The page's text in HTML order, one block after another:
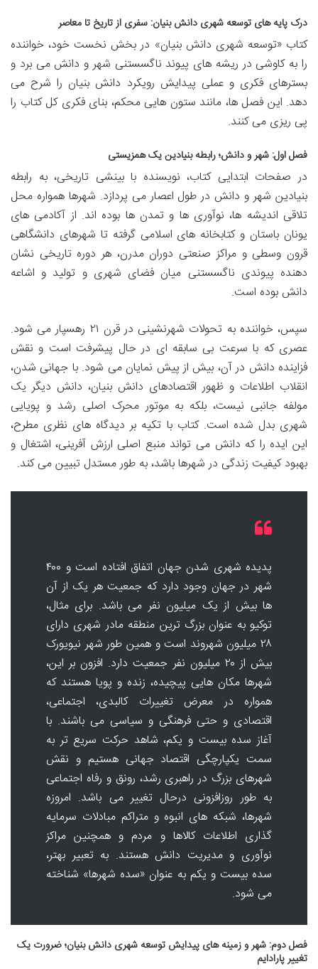
درک پایه های توسعه شهری دانش بنیان: سفری از تاریخ تا معاصر
کتاب «توسعه شهری دانش بنیان» در بخش نخست خود، خواننده
را به کاوشی در ریشه های پیوند ناگسستنی شهر و دانش می برد و
بسترهای فکری و عملی پیدایش رویکرد دانش بنیان را شرح می
دهد. این فصل ها، مانند ستون هایی محکم، بنای فکری کل کتاب را
پی ریزی می کنند.
فصل اول: شهر و دانش؛ رابطه بنیادین یک همزیستی
در صفحات ابتدایی کتاب، نویسنده با بینشی تاریخی، به رابطه
بنیادین شهر و دانش در طول اعصار می پردازد. شهرها همواره محل
تلاقی اندیشه ها، نوآوری ها و تمدن ها بوده اند. از آکادمی های
یونان باستان و کتابخانه های اسلامی گرفته تا شهرهای دانشگاهی
قرون وسطی و مراکز صنعتی دوران مدرن، هر دوره تاریخی نشان
دهنده پیوندی ناگسستنی میان فضای شهری و تولید و اشاعه
دانش بوده است.
سپس، خواننده به تحولات شهرنشینی در قرن ۲۱ رهسپار می شود.
عصری که با سرعت بی سابقه ای در حال پیشرفت است و نقش
فزاینده دانش در آن، بیش از پیش نمایان می شود. با جهانی شدن،
انقلاب اطلاعات و ظهور اقتصادهای دانش بنیان، دانش دیگر یک
مولفه جانبی نیست، بلکه به موتور محرک اصلی رشد و پویایی
شهری بدل شده است. کتاب با تکیه بر دیدگاه های نظری مطرح،
این ایده را که دانش می تواند منبع اصلی ارزش آفرینی، اشتغال و
بهبود کیفیت زندگی در شهرها باشد، به طور مستدل تبیین می کند.
پدیده شهری شدن جهان اتفاق افتاده است و ۴۰۰
شهر در جهان وجود دارد که جمعیت هر یک از آن
ها بیش از یک میلیون نفر می باشد. برای مثال،
توکیو به عنوان بزرگ ترین منطقه مادر شهری دارای
۲۸ میلیون شهروند است و همین طور شهر نیویورک
بیش از ۲۰ میلیون نفر جمعیت دارد. افزون بر این،
شهرها مکان هایی پیچیده، زنده و پویا هستند که
همواره در معرض تغییرات کالبدی، اجتماعی،
اقتصادی و حتی فرهنگی و سیاسی می باشند. با
آغاز سده بیست و یکم، شاهد حرکت سریع تر به
سمت یکپارچگی اقتصاد جهانی هستیم و نقش
شهرهای بزرگ در راهبری رشد، رونق و رفاه اجتماعی
به طور روزافزونی درحال تغییر می باشد. امروزه
شهرها، شبکه های انبوه و متراکم مبادلات سرمایه
گذاری اطلاعات کالاها و مردم و همچنین مراکز
نوآوری و مدیریت دانش هستند. به تعبیر بهتر،
سده بیست و یکم به عنوان «سده شهرها» شناخته
می شود.
فصل دوم: شهر و زمینه های پیدایش توسعه شهری دانش بنیان؛ ضرورت یک
تغییر پارادایم